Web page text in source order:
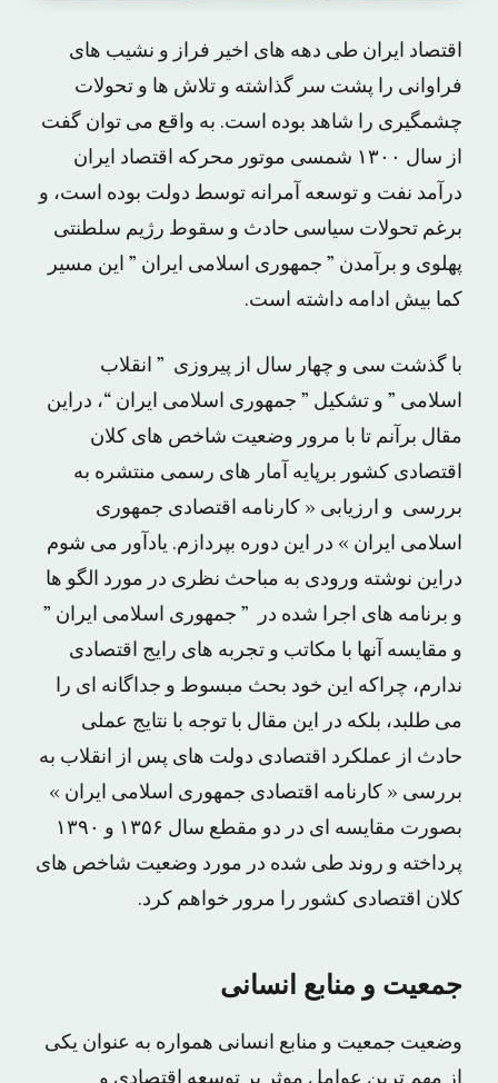
اقتصاد ایران طی دهه های اخیر فراز و نشیب های
فراوانی را پشت سر گذاشته و تلاش ها و تحولات
چشمگیری را شاهد بوده است. به واقع می توان گفت
از سال ۱۳۰۰ شمسی موتور محرکه اقتصاد ایران
درآمد نفت و توسعه آمرانه توسط دولت بوده است، و
برغم تحولات سیاسی حادث و سقوط رژیم سلطنتی
پهلوی و برآمدن ” جمهوری اسلامی ایران ” این مسیر
کما بیش ادامه داشته است.
با گذشت سی و چهار سال از پیروزی ” انقلاب
اسلامی ” و تشکیل ” جمهوری اسلامی ایران “، دراین
مقال برآنم تا با مرور وضعیت شاخص های کلان
اقتصادی کشور برپایه آمار های رسمی منتشره به
بررسی و ارزیابی « کارنامه اقتصادی جمهوری
اسلامی ایران » در این دوره بپردازم. یادآور می شوم
دراین نوشته ورودی به مباحث نظری در مورد الگو ها
و برنامه های اجرا شده در ” جمهوری اسلامی ایران ”
و مقایسه آنها با مکاتب و تجربه های رایج اقتصادی
ندارم، چراکه این خود بحث مبسوط و جداگانه ای را
می طلبد، بلکه در این مقال با توجه با نتایج عملی
حادث از عملکرد اقتصادی دولت های پس از انقلاب به
بررسی « کارنامه اقتصادی جمهوری اسلامی ایران »
بصورت مقایسه ای در دو مقطع سال ۱۳۵۶ و ۱۳۹۰
پرداخته و روند طی شده در مورد وضعیت شاخص های
کلان اقتصادی کشور را مرور خواهم کرد.
جمعیت و منابع انسانی
وضعیت جمعیت و منابع انسانی همواره به عنوان یکی
از مهم ترین عوامل موثر بر توسعه اقتصادی و